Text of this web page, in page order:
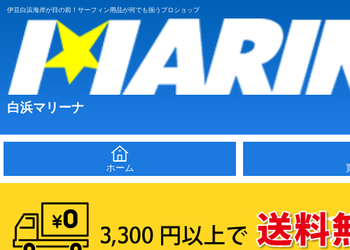
伊豆白浜海岸が目の前！サーフィン用品が何でも揃うプロショップ
白浜マリーナ
ホーム